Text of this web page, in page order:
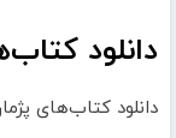
دانلود
دانلود کتاب‌های